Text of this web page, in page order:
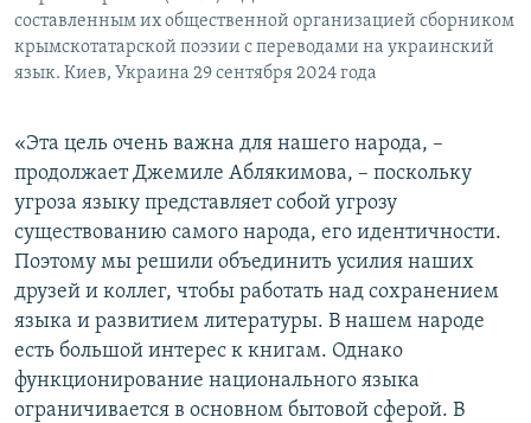
составленным их общественной организацией сборником
крымскотатарской поэзии с переводами на украинский
язык. Киев, Украина 29 сентября 2024 года
«Эта цель очень важна для нашего народа, –
продолжает Джемиле Аблякимова, – поскольку
угроза языку представляет собой угрозу
существованию самого народа, его идентичности.
Поэтому мы решили объединить усилия наших
друзей и коллег, чтобы работать над сохранением
языка и развитием литературы. В нашем народе
есть большой интерес к книгам. Однако
функционирование национального языка
ограничивается в основном бытовой сферой. В